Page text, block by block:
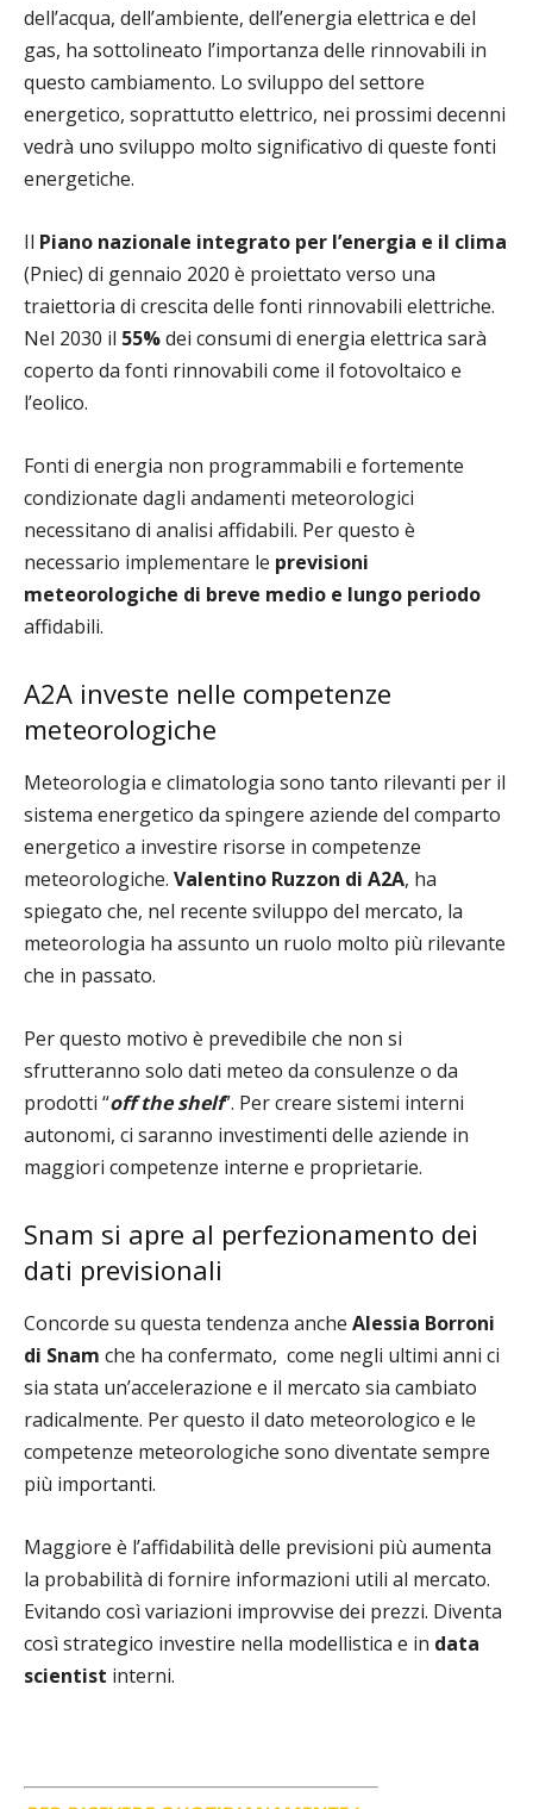
dell’acqua, dell’ambiente, dell’energia elettrica e del
gas, ha sottolineato l’importanza delle rinnovabili in
questo cambiamento. Lo sviluppo del settore
energetico, soprattutto elettrico, nei prossimi decenni
vedrà uno sviluppo molto significativo di queste fonti
energetiche.
Il Piano nazionale integrato per l’energia e il clima
(Pniec) di gennaio 2020 è proiettato verso una
traiettoria di crescita delle fonti rinnovabili elettriche.
Nel 2030 il 55%dei consumi di energia elettrica sarà
coperto da fonti rinnovabili come il fotovoltaico e
l’eolico.
Fonti di energia non programmabili e fortemente
condizionate dagli andamenti meteorologici
necessitano di analisi affidabili. Per questo è
necessario implementare le previsioni
meteorologiche di breve medio e lungo periodo
affidabili.
A2A investe nelle competenze
meteorologiche
Meteorologia e climatologia sono tanto rilevanti per il
sistema energetico da spingere aziende del comparto
energetico a investire risorse in competenze
meteorologiche. Valentino Ruzzon di A2A, ha
spiegato che, nel recente sviluppo del mercato, la
meteorologia ha assunto un ruolo molto più rilevante
che in passato.
Per questo motivo è prevedibile che non si
sfrutteranno solo dati meteo da consulenze o da
prodotti “off the shelf”. Per creare sistemi interni
autonomi, ci saranno investimenti delle aziende in
maggiori competenze interne e proprietarie.
Snam si apre al perfezionamento dei
dati previsionali
Concorde su questa tendenza anche Alessia Borroni
di Snam che ha confermato, come negli ultimi anni ci
sia stata un’accelerazione e il mercato sia cambiato
radicalmente. Per questo il dato meteorologico e le
competenze meteorologiche sono diventate sempre
più importanti.
Maggiore è l’affidabilità delle previsioni più aumenta
la probabilità di fornire informazioni utili al mercato.
Evitando così variazioni improvvise dei prezzi. Diventa
così strategico investire nella modellistica e in data
scientist interni.